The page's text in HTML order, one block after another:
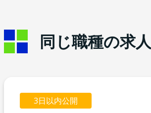
同じ職種の求人
3日以内公開